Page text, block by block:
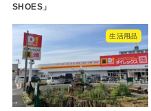
SHOES」
生活用品